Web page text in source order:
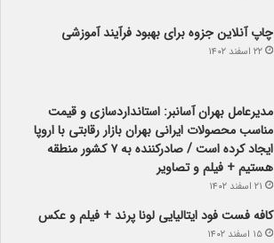
چاپ آنلاین جزوه برای بهبود فرآیند آموزشی
۲۲ اسفند ۱۴۰۲
مدیرعامل بهران آسانبر: استانداردسازی و قیمت
مناسب محصولات ایرانی بهران بازار رقابتی با اروپا
ایجاد کرده است / صادرکننده به ۷ کشور منطقه
هستیم + فیلم و تصاویر
۲۱ اسفند ۱۴۰۲
کافه فست فود ایتالیایی لونا پرند + فیلم و عکس
۱۵ اسفند ۱۴۰۲